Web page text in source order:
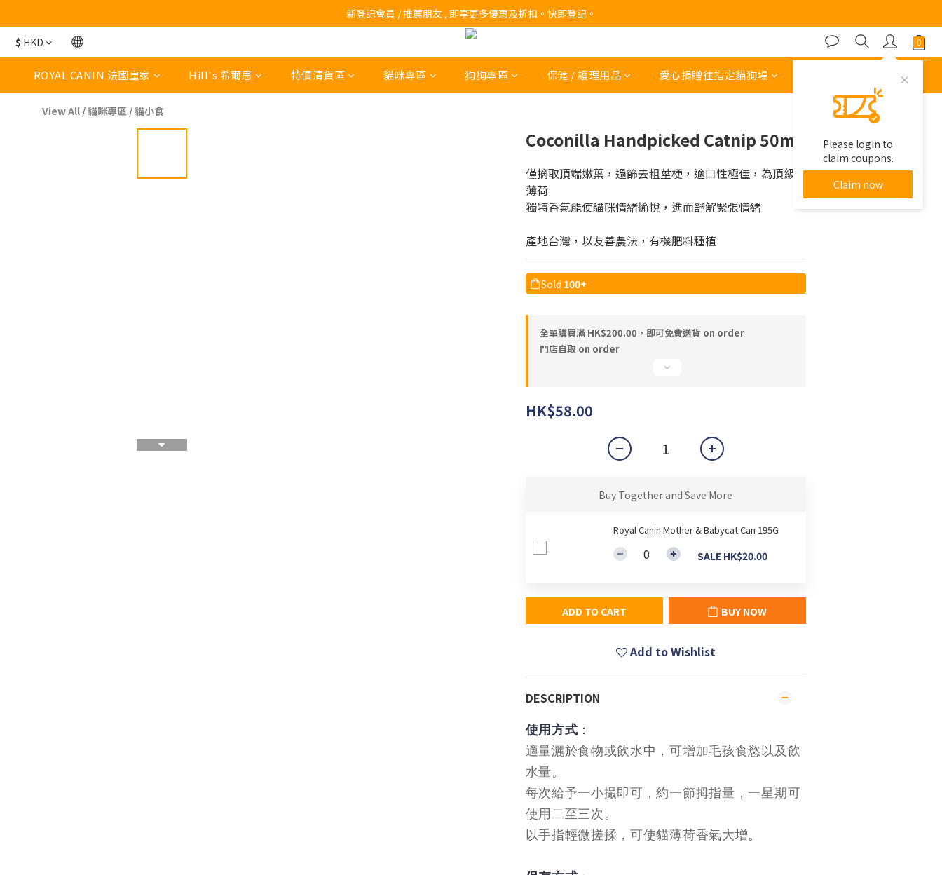
訂購滿$200 即可免費送貨!
新登記會員 / 推薦朋友 , 即享更多優惠及折扣。快即登記。
訂購滿$200 即可免費送貨!
$ HKD
Please login to
claim coupons.
Claim now
ROYAL CANIN 法國皇家 Hill's 希爾思 特價清貨區 貓咪專區 狗狗專區 保健 / 護理用品 愛心捐贈往指定貓狗場 其他運費 或 收費項目
View All /貓咪專區 /貓小食
Coconilla Handpicked Catnip 50ml
僅摘取頂端嫩葉，過篩去粗莖梗，適口性極佳，為頂級貓
薄荷
獨特香氣能使貓咪情緒愉悅，進而舒解緊張情緒
產地台灣，以友善農法，有機肥料種植
Sold 100+
全單購買滿 HK$200.00，即可免費送貨 on order
門店自取 on order
HK$58.00
Buy Together and Save More
Royal Canin Mother & Babycat Can 195G
SALE HK$20.00
ADD TO CART BUY NOW
Add to Wishlist
DESCRIPTION
使用方式 ：
適量灑於食物或飲水中，可增加毛孩食慾以及飲
水量。
每次給予一小撮即可，約一節拇指量，一星期可
使用二至三次。
以手指輕微搓揉，可使貓薄荷香氣大增。
BUY NOW